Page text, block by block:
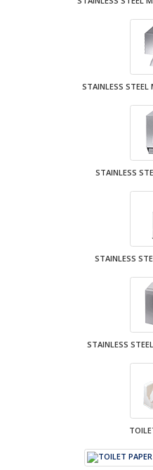
STAINLESS STEEL
STAINLESS
STAINLESS
STAINLESS